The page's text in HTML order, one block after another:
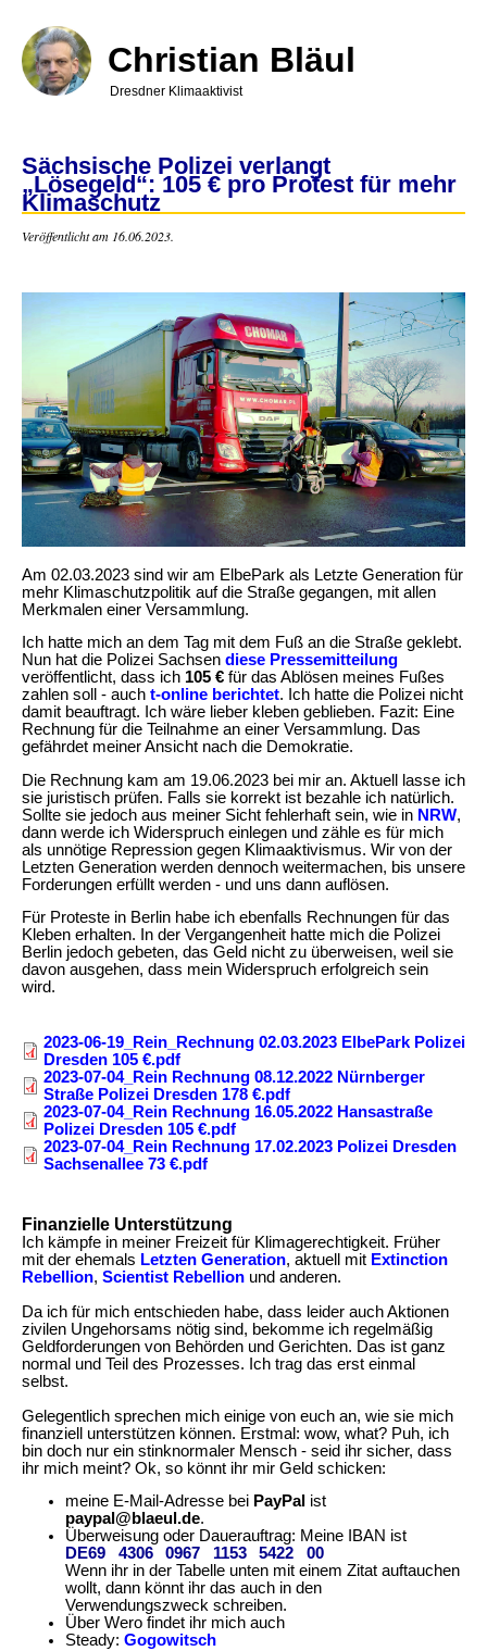
Inhalt
Christian Bläul
Dresdner Klimaaktivist
Sächsische Polizei verlangt
„Lösegeld“: 105 € pro Protest für mehr
Klimaschutz
Veröffentlicht am 16.06.2023.
Am 02.03.2023 sind wir am ElbePark als Letzte Generation für
mehr Klimaschutzpolitik auf die Straße gegangen, mit allen
Merkmalen einer Versammlung.
Ich hatte mich an dem Tag mit dem Fuß an die Straße geklebt.
Nun hat die Polizei Sachsen diese Pressemitteilung
veröffentlicht, dass ich 105 € für das Ablösen meines Fußes
zahlen soll - auch t-online berichtet. Ich hatte die Polizei nicht
damit beauftragt. Ich wäre lieber kleben geblieben. Fazit: Eine
Rechnung für die Teilnahme an einer Versammlung. Das
gefährdet meiner Ansicht nach die Demokratie.
Die Rechnung kam am 19.06.2023 bei mir an. Aktuell lasse ich
sie juristisch prüfen. Falls sie korrekt ist bezahle ich natürlich.
Sollte sie jedoch aus meiner Sicht fehlerhaft sein, wie in NRW,
dann werde ich Widerspruch einlegen und zähle es für mich
als unnötige Repression gegen Klimaaktivismus. Wir von der
Letzten Generation werden dennoch weitermachen, bis unsere
Forderungen erfüllt werden - und uns dann auflösen.
Für Proteste in Berlin habe ich ebenfalls Rechnungen für das
Kleben erhalten. In der Vergangenheit hatte mich die Polizei
Berlin jedoch gebeten, das Geld nicht zu überweisen, weil sie
davon ausgehen, dass mein Widerspruch erfolgreich sein
wird.
2023-06-19_Rein_Rechnung 02.03.2023 ElbePark Polizei
Dresden 105 €.pdf
2023-07-04_Rein Rechnung 08.12.2022 Nürnberger
Straße Polizei Dresden 178 €.pdf
2023-07-04_Rein Rechnung 16.05.2022 Hansastraße
Polizei Dresden 105 €.pdf
2023-07-04_Rein Rechnung 17.02.2023 Polizei Dresden
Sachsenallee 73 €.pdf
Finanzielle Unterstützung
Beschreibung
Ich kämpfe in meiner Freizeit für Klimagerechtigkeit. Früher
mit der ehemals Letzten Generation, aktuell mit Extinction
Rebellion, Scientist Rebellion und anderen.
Da ich für mich entschieden habe, dass leider auch Aktionen
zivilen Ungehorsams nötig sind, bekomme ich regelmäßig
Geldforderungen von Behörden und Gerichten. Das ist ganz
normal und Teil des Prozesses. Ich trag das erst einmal
selbst.
Gelegentlich sprechen mich einige von euch an, wie sie mich
finanziell unterstützen können. Erstmal: wow, what? Puh, ich
bin doch nur ein stink­normaler Mensch - seid ihr sicher, dass
ihr mich meint? Ok, so könnt ihr mir Geld schicken:
meine E-Mail-Adresse bei PayPal ist
paypal@blaeul.de.
Überweisung oder Dauerauftrag: Meine IBAN ist
DE69
4306 0967 1153 5422
00
Wenn ihr in der Tabelle unten mit einem Zitat auftauchen
wollt, dann könnt ihr das auch in den
Verwendungszweck schreiben.
Über Wero findet ihr mich auch
Steady: Gogowitsch